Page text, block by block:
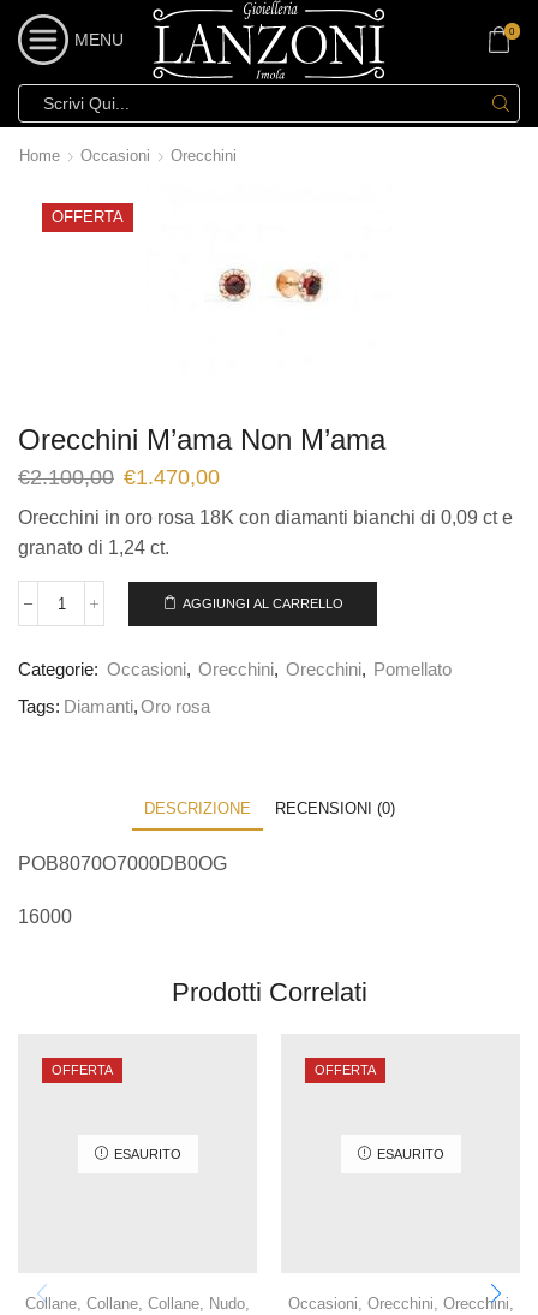
MENU 0
Home Occasioni Orecchini
OFFERTA
Orecchini M’ama Non M’ama
€2.100,00 €1.470,00
Orecchini in oro rosa 18K con diamanti bianchi di 0,09 ct e
granato di 1,24 ct.
AGGIUNGI AL CARRELLO
Categorie: Occasioni, Orecchini, Orecchini, Pomellato
Tags: Diamanti,Oro rosa
DESCRIZIONE RECENSIONI (0)
POB8070O7000DB0OG
16000
Prodotti Correlati
OFFERTA
ESAURITO
Collane, Collane, Collane, Nudo,
OFFERTA
ESAURITO
Occasioni, Orecchini, Orecchini,